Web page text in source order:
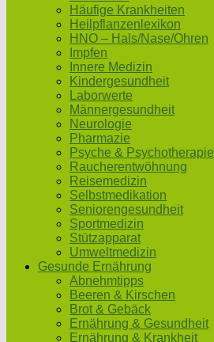
Häufige Krankheiten
Heilpflanzenlexikon
HNO – Hals/Nase/Ohren
Impfen
Innere Medizin
Kindergesundheit
Laborwerte
Männergesundheit
Neurologie
Pharmazie
Psyche & Psychotherapie
Raucherentwöhnung
Reisemedizin
Selbstmedikation
Seniorengesundheit
Sportmedizin
Stützapparat
Umweltmedizin
Gesunde Ernährung
Abnehmtipps
Beeren & Kirschen
Brot & Gebäck
Ernährung & Gesundheit
Ernährung & Krankheit